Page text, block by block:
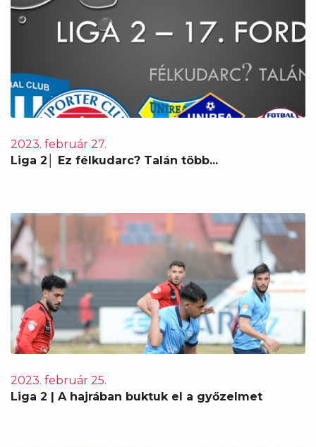
2023. február 27.
Liga 2│ Ez félkudarc? Talán több...
2023. február 25.
Liga 2 | A hajrában buktuk el a győzelmet